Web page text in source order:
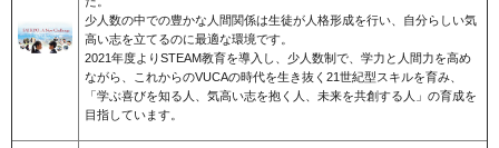
少人数の中での豊かな人間関係は生徒が人格形成を行い、自分らしい気
高い志を立てるのに最適な環境です。
2021年度よりSTEAM教育を導入し、少人数制で、学力と人間力を高め
ながら、これからのVUCAの時代を生き抜く21世紀型スキルを育み、
「学ぶ喜びを知る人、気高い志を抱く人、未来を共創する人」の育成を
目指しています。